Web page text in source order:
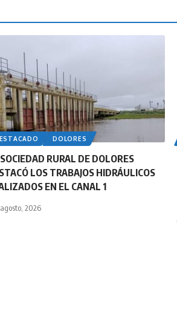
DOLORES
RURAL DE DOLORES
LOS TRABAJOS HIDRÁULICOS
EN EL CANAL 1
2026